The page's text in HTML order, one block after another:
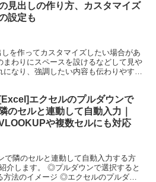
見出しの作り方、カスタマイズ
設定も
を作ってカスタマイズしたい場合があ
まわりにスペースを設けるなどして見や
なり、強調したい内容も伝わりやすい
[Excel]エクセルのプルダウンで
隣のセルと連動して自動入力｜
や複数セルにも対応
で隣のセルと連動して自動入力する方
介します。 ◎プルダウンで選択すると
法のイメージ ◎エクセルのプルダウ